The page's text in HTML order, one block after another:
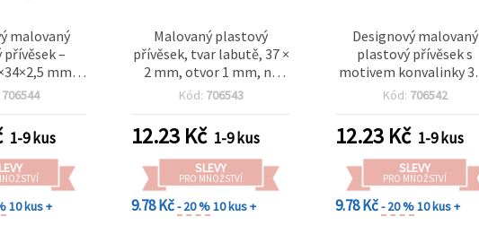
malovaný
–
mm,
na výrobu
706544
1-9 kus
10 kus +
Malovaný plastový
přívěsek, tvar labutě, 37 ×
2 mm, otvor 1 mm, na
výrobu šperků
Kód: 706543
12.23 Kč 1-9 kus
SLEVY
PRO MNOŽSTVÍ
9.78 Kč- 20 %10 kus +
Designový malovaný
plastový přívěsek s
motivem konvalinky
2,5 mm, otvor 1 mm
Kód: 706542
12.23 Kč 1-9 kus
SLEVY
PRO MNOŽSTVÍ
9.78 Kč- 20 %10 kus +